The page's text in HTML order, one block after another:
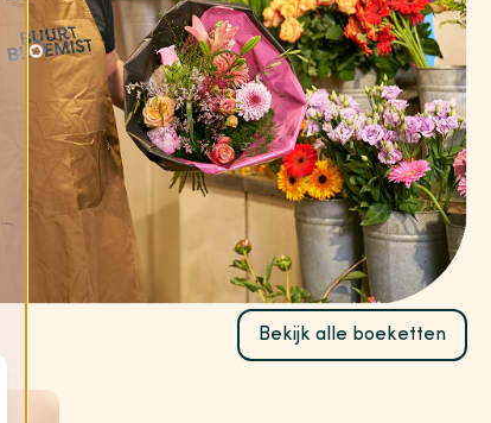
Bekijk alle boeketten